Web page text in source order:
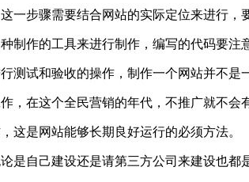
一步骤需要结合网站的实际定位来进行
制作的工具来进行制作，编写的代码要
测试和验收的操作，制作一个网站并不
，在这个全民营销的年代，不推广就不会
这是网站能够长期良好运行的必须方法。
是自己建设还是请第三方公司来建设也